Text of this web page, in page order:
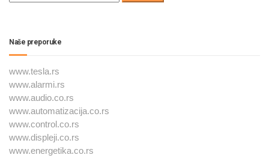
Naše preporuke
www.tesla.rs
www.alarmi.rs
www.audio.co.rs
www.automatizacija.co.rs
www.control.co.rs
www.displeji.co.rs
www.energetika.co.rs